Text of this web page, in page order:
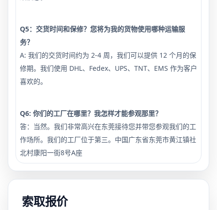
Q5：交货时间和保修？您将为我的货物使用哪种运输服
务？
A: 我们的交货时间约为 2-4 周，我们可以提供 12 个月的保
修期。我们使用 DHL、Fedex、UPS、TNT、EMS 作为客户
喜欢的。
Q6: 你们的工厂在哪里？我怎样才能参观那里？
答：当然。我们非常高兴在东莞接待您并带您参观我们的工
作场所。我们的工厂位于第三。中国广东省东莞市黄江镇社
北村康阳一街8号A座
索取报价